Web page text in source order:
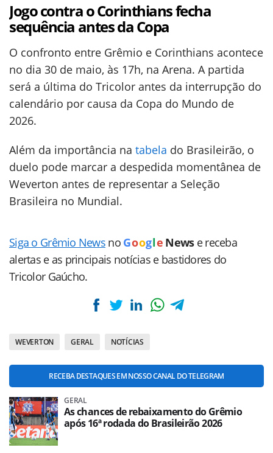
Jogo contra o Corinthians fecha
sequência antes da Copa
O confronto entre Grêmio e Corinthians acontece
no dia 30 de maio, às 17h, na Arena. A partida
será a última do Tricolor antes da interrupção do
calendário por causa da Copa do Mundo de
2026.
Além da importância na tabela do Brasileirão, o
duelo pode marcar a despedida momentânea de
Weverton antes de representar a Seleção
Brasileira no Mundial.
Siga o Grêmio News no Goog le News e receba
alertas e as principais notícias e bastidores do
Tricolor Gaúcho.
WEVERTON GERAL NOTÍCIAS
RECEBA DESTAQUES EM NOSSO CANAL DO TELEGRAM
GERAL
As chances de rebaixamento do Grêmio
após 16ª rodada do Brasileirão 2026